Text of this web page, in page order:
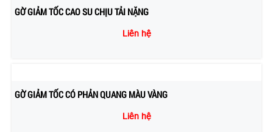
GỜ GIẢM TỐC CAO SU CHỊU TẢI NẶNG
Liên hệ
GỜ GIẢM TỐC CÓ PHẢN QUANG MÀU VÀNG
Liên hệ